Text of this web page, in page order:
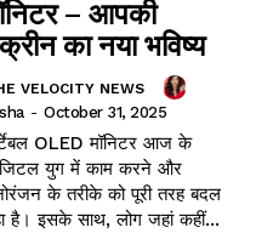
– आपकी
का नया भविष्य
VELOCITY NEWS
- October 31, 2025
OLED मॉनिटर आज के
युग में काम करने और
के तरीके को पूरी तरह बदल
है। इसके साथ, लोग जहां कहीं...